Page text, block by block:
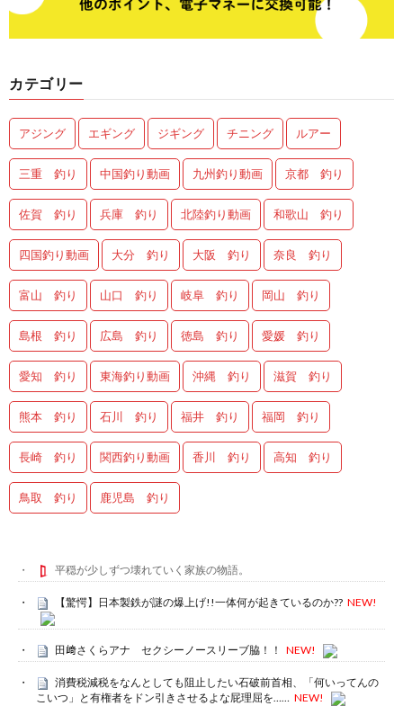
カテゴリー
アジング エギング ジギング チニング ルアー
三重 釣り 中国釣り動画 九州釣り動画 京都 釣り
佐賀 釣り 兵庫 釣り 北陸釣り動画 和歌山 釣り
四国釣り動画 大分 釣り 大阪 釣り 奈良 釣り
富山 釣り 山口 釣り 岐阜 釣り 岡山 釣り
島根 釣り 広島 釣り 徳島 釣り 愛媛 釣り
愛知 釣り 東海釣り動画 沖縄 釣り 滋賀 釣り
熊本 釣り 石川 釣り 福井 釣り 福岡 釣り
長崎 釣り 関西釣り動画 香川 釣り 高知 釣り
鳥取 釣り 鹿児島 釣り
平穏が少しずつ壊れていく家族の物語。
【驚愕】日本製鉄が謎の爆上げ!!一体何が起きているのか?? NEW!
田﨑さくらアナ セクシーノースリーブ脇！！ NEW!
消費税減税をなんとしても阻止したい石破前首相、「何いってんの
こいつ」と有権者をドン引きさせるよな屁理屈を…… NEW!